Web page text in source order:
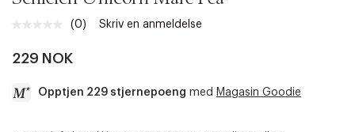
Ingen
Samme
(0) Skriv en anmeldelse
229 NOK
Opptjen 229 stjernepoeng med Magasin Goodie